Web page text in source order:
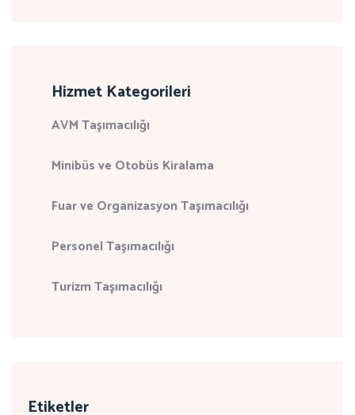
Hizmet Kategorileri
AVM Taşımacılığı
Minibüs ve Otobüs Kiralama
Fuar ve Organizasyon Taşımacılığı
Personel Taşımacılığı
Turizm Taşımacılığı
Etiketler